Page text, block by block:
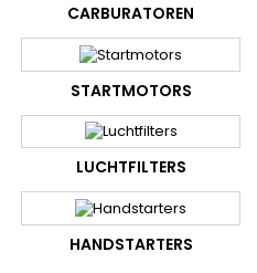
CARBURATOREN
STARTMOTORS
LUCHTFILTERS
HANDSTARTERS